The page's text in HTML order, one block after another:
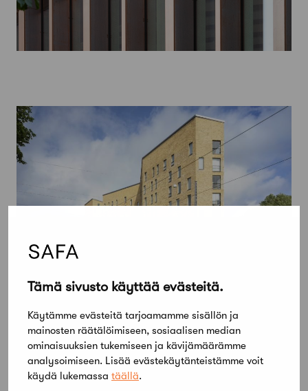
Tämä sivusto käyttää evästeitä.
Käytämme evästeitä tarjoamamme sisällön ja
mainosten räätälöimiseen, sosiaalisen median
ominaisuuksien tukemiseen ja kävijämäärämme
analysoimiseen. Lisää evästekäytänteistämme voit
käydä lukemassa täällä.
15 kesäkuun, 2020
kaksivuotiskatsaus kuvastaa
arkkitehtuuria yhteiskunnan
hyvinvoinnin ja vakauden rakentajana